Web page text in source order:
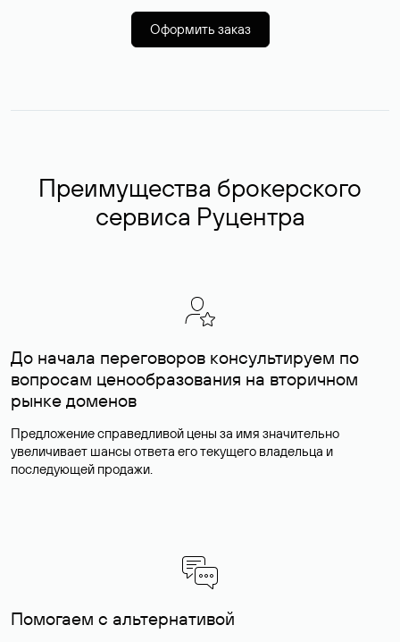
Оформить заказ
Преимущества брокерского
сервиса Руцентра
До начала переговоров консультируем по
вопросам ценообразования на вторичном
рынке доменов
Предложение справедливой цены за имя значительно
увеличивает шансы ответа его текущего владельца и
последующей продажи.
Помогаем с альтернативой